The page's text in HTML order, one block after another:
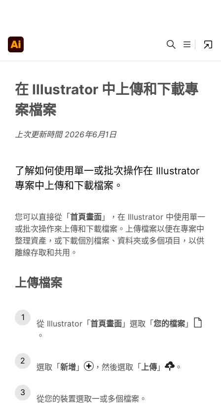
在 Illustrator 中上傳和下載專
案檔案
上次更新時間2026年6月1日
了解如何使用單一或批次操作在 Illustrator
專案中上傳和下載檔案。
您可以直接從「 首頁畫面 」，在 Illustrator 中使用單一
或批次操作來上傳和下載檔案。上傳檔案以便在專案中
整理資產，或下載個別檔案、資料夾或多個項目，以供
離線存取和共用。
上傳檔案
從 Illustrator「首頁畫面 」選取「您的檔案 」
。
選取「新增 」 ，然後選取「 上傳 」 。
從您的裝置選取一或多個檔案。